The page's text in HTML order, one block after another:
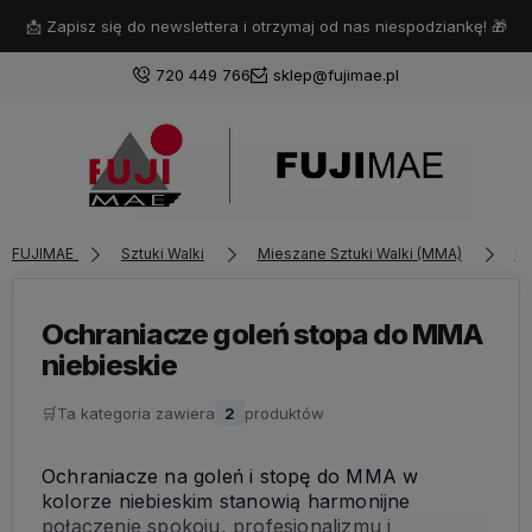
📩 Zapisz się do newslettera i otrzymaj od nas niespodziankę! 🎁
720 449 766 sklep@fujimae.pl
Załóż konto
Wybierz coś dla siebie z naszej aktualnej oferty lub
zaloguj się, aby przywrócić dodane produkty do listy
FUJIMAE Sztuki Walki Mieszane Sztuki Walki (MMA)
Ochraniacze goleń stopa do MMA
niebieskie
🛒Ta kategoria zawiera 2 produktów
Ochraniacze na goleń i stopę do MMA w
kolorze niebieskim stanowią harmonijne
połączenie spokoju, profesjonalizmu i